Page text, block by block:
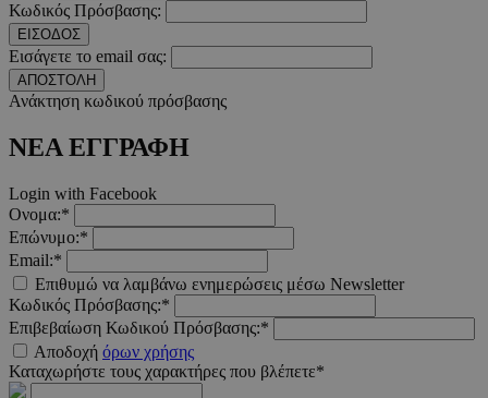
Κωδικός Πρόσβασης:
ΕΙΣΟΔΟΣ
Εισάγετε το email σας:
ΑΠΟΣΤΟΛΗ
Ανάκτηση κωδικού πρόσβασης
ΝΕΑ ΕΓΓΡΑΦΗ
Login with Facebook
Ονομα:*
Επώνυμο:*
Email:*
Επιθυμώ να λαμβάνω ενημερώσεις μέσω Newsletter
Κωδικός Πρόσβασης:*
Επιβεβαίωση Κωδικού Πρόσβασης:*
Αποδοχή όρων χρήσης
Καταχωρήστε τους χαρακτήρες που βλέπετε*